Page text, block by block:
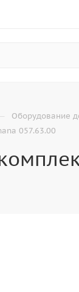
Оборудование
057.63.00